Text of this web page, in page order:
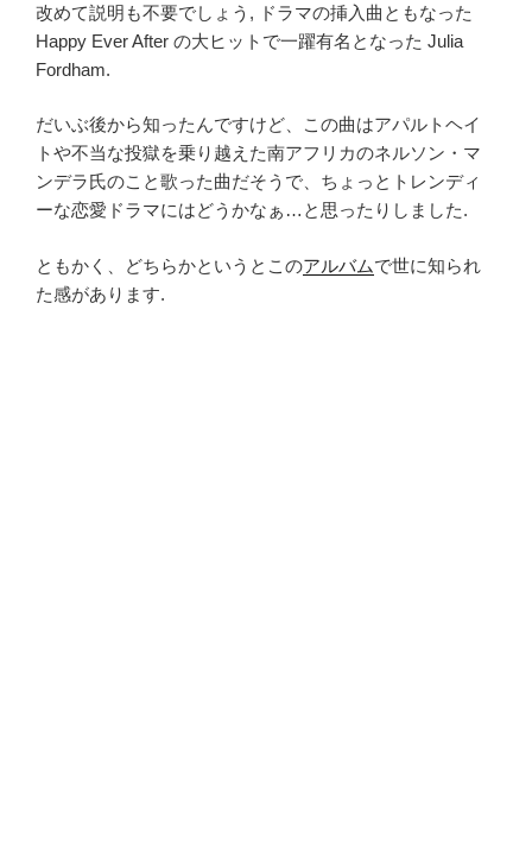
改めて説明も不要でしょう, ドラマの挿入曲ともなった
Happy Ever After の大ヒットで一躍有名となった Julia
Fordham.
だいぶ後から知ったんですけど、この曲はアパルトヘイ
トや不当な投獄を乗り越えた南アフリカのネルソン・マ
ンデラ氏のこと歌った曲だそうで、ちょっとトレンディ
ーな恋愛ドラマにはどうかなぁ…と思ったりしました.
ともかく、どちらかというとこのアルバムで世に知られ
た感があります.